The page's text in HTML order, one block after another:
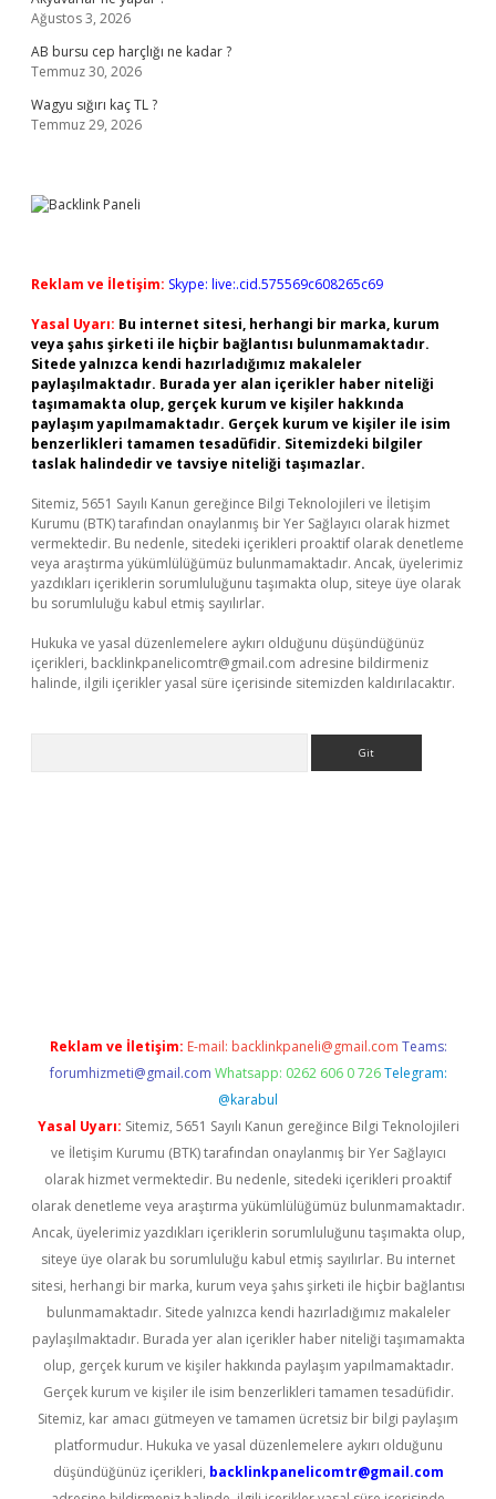
Ağustos 3, 2026
AB bursu cep harçlığı ne kadar ?
Temmuz 30, 2026
Wagyu sığırı kaç TL ?
Temmuz 29, 2026
Reklam ve İletişim: Skype: live:.cid.575569c608265c69
Yasal Uyarı: Bu internet sitesi, herhangi bir marka, kurum
veya şahıs şirketi ile hiçbir bağlantısı bulunmamaktadır.
Sitede yalnızca kendi hazırladığımız makaleler
paylaşılmaktadır. Burada yer alan içerikler haber niteliği
taşımamakta olup, gerçek kurum ve kişiler hakkında
paylaşım yapılmamaktadır. Gerçek kurum ve kişiler ile isim
benzerlikleri tamamen tesadüfidir. Sitemizdeki bilgiler
taslak halindedir ve tavsiye niteliği taşımazlar.
Sitemiz, 5651 Sayılı Kanun gereğince Bilgi Teknolojileri ve İletişim
Kurumu (BTK) tarafından onaylanmış bir Yer Sağlayıcı olarak hizmet
vermektedir. Bu nedenle, sitedeki içerikleri proaktif olarak denetleme
veya araştırma yükümlülüğümüz bulunmamaktadır. Ancak, üyelerimiz
yazdıkları içeriklerin sorumluluğunu taşımakta olup, siteye üye olarak
bu sorumluluğu kabul etmiş sayılırlar.
Hukuka ve yasal düzenlemelere aykırı olduğunu düşündüğünüz
içerikleri, backlinkpanelicomtr@gmail.com adresine bildirmeniz
halinde, ilgili içerikler yasal süre içerisinde sitemizden kaldırılacaktır.
Reklam ve İletişim: E-mail: backlinkpaneli@gmail.com Teams:
forumhizmeti@gmail.com Whatsapp: 0262 606 0 726 Telegram:
@karabul
Yasal Uyarı: Sitemiz, 5651 Sayılı Kanun gereğince Bilgi Teknolojileri
ve İletişim Kurumu (BTK) tarafından onaylanmış bir Yer Sağlayıcı
olarak hizmet vermektedir. Bu nedenle, sitedeki içerikleri proaktif
olarak denetleme veya araştırma yükümlülüğümüz bulunmamaktadır.
Ancak, üyelerimiz yazdıkları içeriklerin sorumluluğunu taşımakta olup,
siteye üye olarak bu sorumluluğu kabul etmiş sayılırlar. Bu internet
sitesi, herhangi bir marka, kurum veya şahıs şirketi ile hiçbir bağlantısı
bulunmamaktadır. Sitede yalnızca kendi hazırladığımız makaleler
paylaşılmaktadır. Burada yer alan içerikler haber niteliği taşımamakta
olup, gerçek kurum ve kişiler hakkında paylaşım yapılmamaktadır.
Gerçek kurum ve kişiler ile isim benzerlikleri tamamen tesadüfidir.
Sitemiz, kar amacı gütmeyen ve tamamen ücretsiz bir bilgi paylaşım
platformudur. Hukuka ve yasal düzenlemelere aykırı olduğunu
düşündüğünüz içerikleri, backlinkpanelicomtr@gmail.com